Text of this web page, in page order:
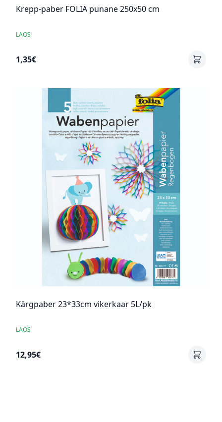
Krepp-paber FOLIA punane 250x50 cm
LAOS
1,35€
Kärgpaber 23*33cm vikerkaar 5L/pk
LAOS
12,95€